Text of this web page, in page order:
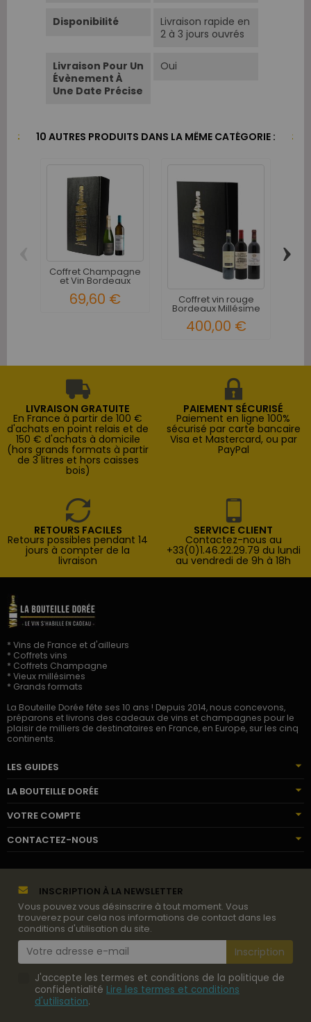
Disponibilité
Livraison rapide en
2 à 3 jours ouvrés
Livraison Pour Un
Évènement À
Une Date Précise
Oui
10 AUTRES PRODUITS DANS LA MÊME CATÉGORIE :
Coffret Champagne
et Vin Bordeaux
69,60 € Coffret vin rouge
Bordeaux Millésime
400,00 €
›
LIVRAISON GRATUITE
En France à partir de 100 €
d'achats en point relais et de
150 € d'achats à domicile
(hors grands formats à partir
de 3 litres et hors caisses
bois)
PAIEMENT SÉCURISÉ
Paiement en ligne 100%
sécurisé par carte bancaire
Visa et Mastercard, ou par
PayPal
RETOURS FACILES
Retours possibles pendant 14
jours à compter de la
livraison
SERVICE CLIENT
Contactez-nous au
+33(0)1.46.22.29.79 du lundi
au vendredi de 9h à 18h
* Vins de France et d'ailleurs
* Coffrets vins
* Coffrets Champagne
* Vieux millésimes
* Grands formats
La Bouteille Dorée fête ses 10 ans ! Depuis 2014, nous concevons,
préparons et livrons des cadeaux de vins et champagnes pour le
plaisir de milliers de destinataires en France, en Europe, sur les cinq
continents.
LES GUIDES
LA BOUTEILLE DORÉE
VOTRE COMPTE
CONTACTEZ-NOUS
INSCRIPTION À LA NEWSLETTER
Vous pouvez vous désinscrire à tout moment. Vous
trouverez pour cela nos informations de contact dans les
conditions d'utilisation du site.
J'accepte les termes et conditions de la politique de
confidentialité Lire les termes et conditions
d'utilisation.